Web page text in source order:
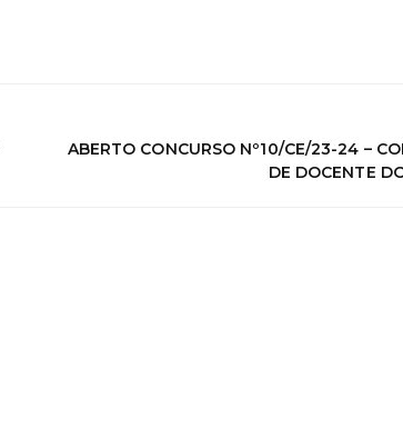
ABERTO CONCURSO Nº10/CE/23-24 –
DE DOCENTE